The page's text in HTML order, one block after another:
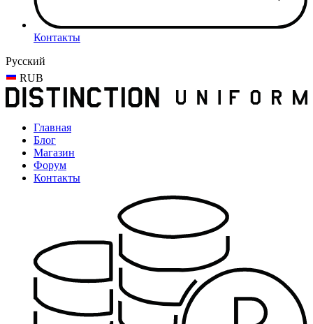
Контакты
Русский
RUB
Главная
Блог
Магазин
Форум
Контакты